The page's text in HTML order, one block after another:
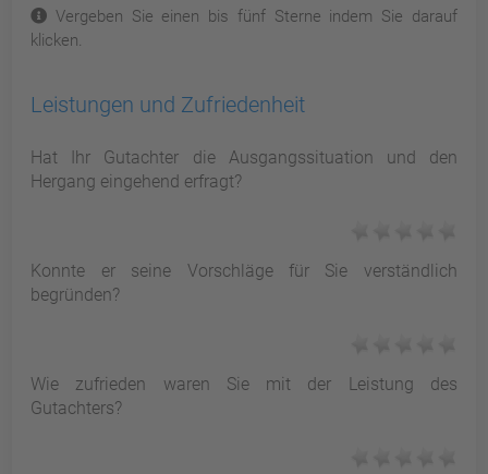
Vergeben Sie einen bis fünf Sterne indem Sie darauf
klicken.
Leistungen und Zufriedenheit
Hat Ihr Gutachter die Ausgangssituation und den
Hergang eingehend erfragt?
Konnte er seine Vorschläge für Sie verständlich
begründen?
Wie zufrieden waren Sie mit der Leistung des
Gutachters?